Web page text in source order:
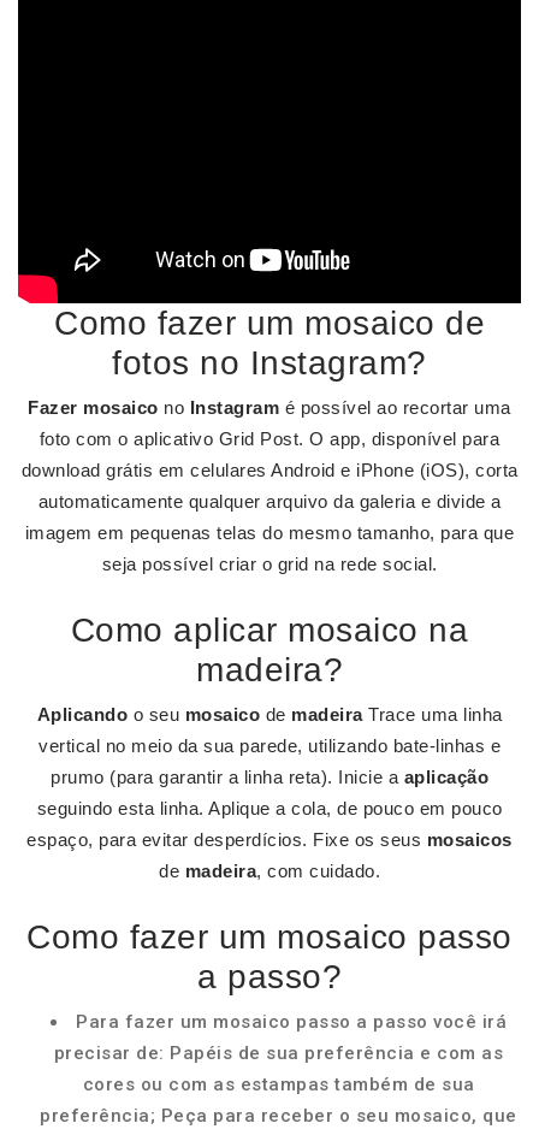
Como fazer um mosaico de
fotos no Instagram?
Fazer mosaico no Instagram é possível ao recortar uma
foto com o aplicativo Grid Post. O app, disponível para
download grátis em celulares Android e iPhone (iOS), corta
automaticamente qualquer arquivo da galeria e divide a
imagem em pequenas telas do mesmo tamanho, para que
seja possível criar o grid na rede social.
Como aplicar mosaico na
madeira?
Aplicando o seu mosaico de madeiraTrace uma linha
vertical no meio da sua parede, utilizando bate-linhas e
prumo (para garantir a linha reta). Inicie a aplicação
seguindo esta linha. Aplique a cola, de pouco em pouco
espaço, para evitar desperdícios. Fixe os seus mosaicos
de madeira, com cuidado.
Como fazer um mosaico passo
a passo?
Para fazer um mosaico passo a passo você irá
precisar de: Papéis de sua preferência e com as
cores ou com as estampas também de sua
preferência; Peça para receber o seu mosaico, que